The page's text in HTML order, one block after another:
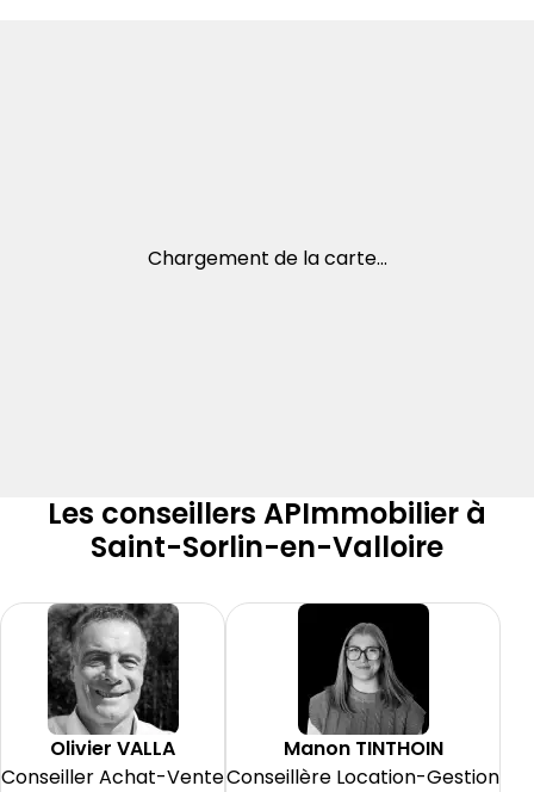
Chargement de la carte...
Les conseillers APImmobilier à
Saint-Sorlin-en-Valloire
Olivier VALLA
Conseiller Achat-Vente
Manon TINTHOIN
Conseillère Location-Gestion